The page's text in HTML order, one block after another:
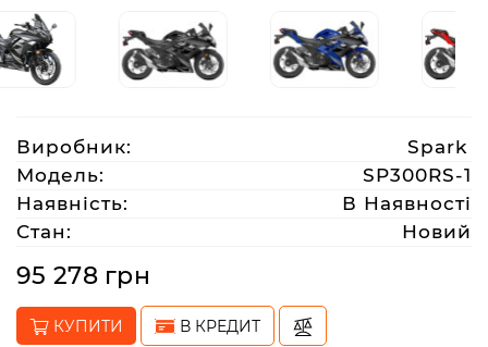
(063)
212
08
76
artmoto.info@gmail.com
Виробник:
Spark
Модель:
SP300RS-1
Наявність:
В Наявності
Стан:
Новий
95 278 грн
КУПИТИ В КРЕДИТ